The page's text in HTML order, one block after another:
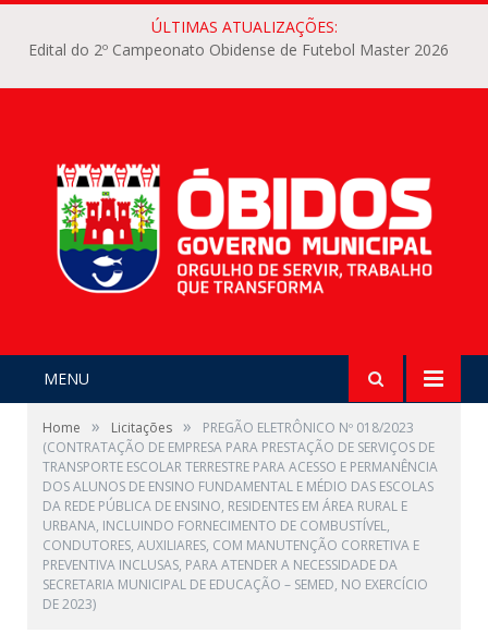
ÚLTIMAS ATUALIZAÇÕES:
Edital do 2º Campeonato Obidense de Futebol Master 2026
MENU
Home » Licitações »
PREGÃO ELETRÔNICO Nº 018/2023
(CONTRATAÇÃO DE EMPRESA PARA PRESTAÇÃO DE SERVIÇOS DE
TRANSPORTE ESCOLAR TERRESTRE PARA ACESSO E PERMANÊNCIA
DOS ALUNOS DE ENSINO FUNDAMENTAL E MÉDIO DAS ESCOLAS
DA REDE PÚBLICA DE ENSINO, RESIDENTES EM ÁREA RURAL E
URBANA, INCLUINDO FORNECIMENTO DE COMBUSTÍVEL,
CONDUTORES, AUXILIARES, COM MANUTENÇÃO CORRETIVA E
PREVENTIVA INCLUSAS, PARA ATENDER A NECESSIDADE DA
SECRETARIA MUNICIPAL DE EDUCAÇÃO – SEMED, NO EXERCÍCIO
DE 2023)